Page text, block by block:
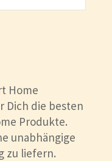
Home
Dich die besten
Produkte.
unabhängige
zu liefern.